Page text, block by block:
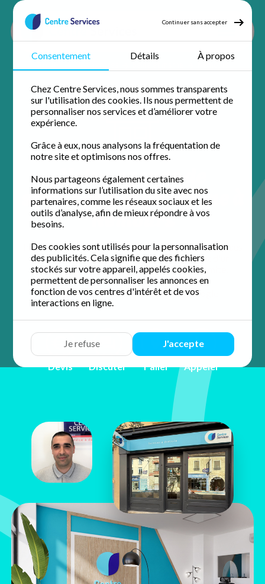
Continuer sans accepter
Consentement Détails À propos
Chez Centre Services, nous sommes transparents
sur l'utilisation des cookies. Ils nous permettent de
personnaliser nos services et d’améliorer votre
expérience.
Grâce à eux, nous analysons la fréquentation de
notre site et optimisons nos offres.
Nous partageons également certaines
informations sur l’utilisation du site avec nos
partenaires, comme les réseaux sociaux et les
outils d’analyse, afin de mieux répondre à vos
besoins.
Des cookies sont utilisés pour la personnalisation
des publicités. Cela signifie que des fichiers
stockés sur votre appareil, appelés cookies,
permettent de personnaliser les annonces en
fonction de vos centres d'intérêt et de vos
interactions en ligne.
Je refuse J'accepte
Votre agence de
services à la personne à
Nemours
Installée au cœur de la ville, l'équipe de Centre Services
Nemours simplifie votre quotidien. Profitez d'un
accompagnement personnalisé et de proximité.
4.8 / 5 sur 117 avisGoogle
Devis Discuter Y aller Appeler
Nelson Pires
19, place Jean Jaurès
77140 Nemours